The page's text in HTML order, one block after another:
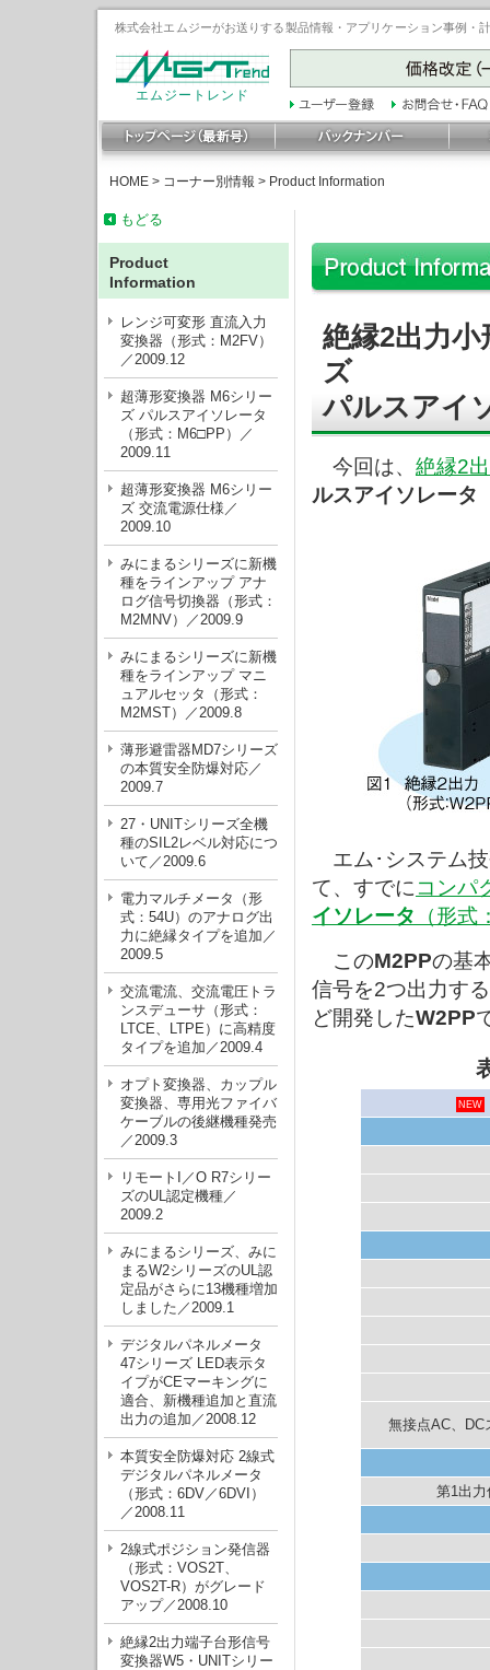
株式会社エムジーがお送りする製品情報・アプリケーション事例
エムジートレンド
HOME > コーナー別情報 > Product Information
もどる
Product
Information
レンジ可変形 直流入力
変換器（形式：M2FV）
／2009.12
超薄形変換器 M6シリー
ズ パルスアイソレータ
（形式：M6□PP）／
2009.11
超薄形変換器 M6シリー
ズ 交流電源仕様／
2009.10
みにまるシリーズに新機
種をラインアップ アナ
ログ信号切換器（形式：
M2MNV）／2009.9
みにまるシリーズに新機
種をラインアップ マニ
ュアルセッタ（形式：
M2MST）／2009.8
薄形避雷器MD7シリーズ
の本質安全防爆対応／
2009.7
27・UNITシリーズ全機
種のSIL2レベル対応につ
いて／2009.6
電力マルチメータ（形
式：54U）のアナログ出
力に絶縁タイプを追加／
2009.5
交流電流、交流電圧トラ
ンスデューサ（形式：
LTCE、LTPE）に高精度
タイプを追加／2009.4
オプト変換器、カップル
変換器、専用光ファイバ
ケーブルの後継機種発売
／2009.3
リモートI／O R7シリー
ズのUL認定機種／
2009.2
みにまるシリーズ、みに
まるW2シリーズのUL認
定品がさらに13機種増加
しました／2009.1
デジタルパネルメータ
47シリーズ LED表示タ
イプがCEマーキングに
適合、新機種追加と直流
出力の追加／2008.12
本質安全防爆対応 2線式
デジタルパネルメータ
（形式：6DV／6DVI）
／2008.11
2線式ポジション発信器
（形式：VOS2T、
VOS2T-R）がグレード
アップ／2008.10
絶縁2出力端子台形信号
変換器W5・UNITシリー
絶縁2出力
ズ
パルスアイ
今回は、 絶縁2
ルスアイソレータ
エム･システム
て、すでに コンパ
イソレータ （形式
このM2PPの基
信号を2つ出力す
ど開発したW2PP
NEW
無接点AC、DC
第1出